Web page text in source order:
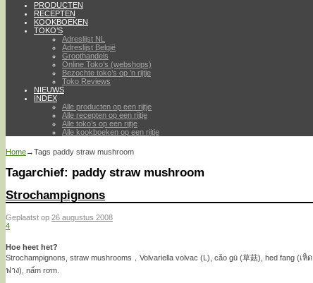
PRODUCTEN
RECEPTEN
KOOKBOEKEN
TOKO’S
Adreslijst NL
Adreslijst België
Groothandels
Online Toko’s (webshops)
Bezochte toko’s op ’n rijtje
Toko Reviews
NIEUWS
INDEX
Alle producten op een rijtje
Alle recepten op een rijtje
Alle toko’s op een rijtje
Alle kookboeken op een rijtje
Home→Tags paddy straw mushroom
Tagarchief: paddy straw mushroom
Strochampignons
Geplaatst op 26 augustus 2008
4
Hoe heet het?
Strochampignons, straw mushrooms，Volvariella volvac (L), cǎo gū (草菇), hed fang (เห็ด
ฟาง), nấm rơm.